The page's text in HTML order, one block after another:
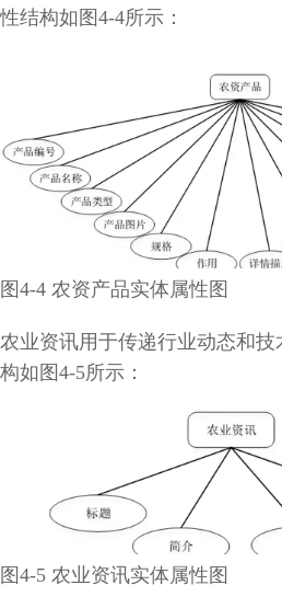
性结构如图4-4所示：
图4-4 农资产品实体属性图
农业资讯用于传递行业动态和
构如图4-5所示：
图4-5 农业资讯实体属性图